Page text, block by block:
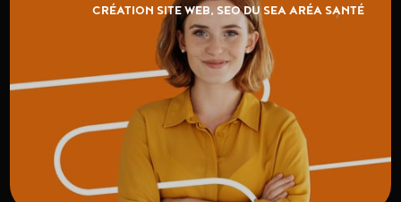
CRÉATION SITE WEB, SEO DU SEA ARÉA SANTÉ